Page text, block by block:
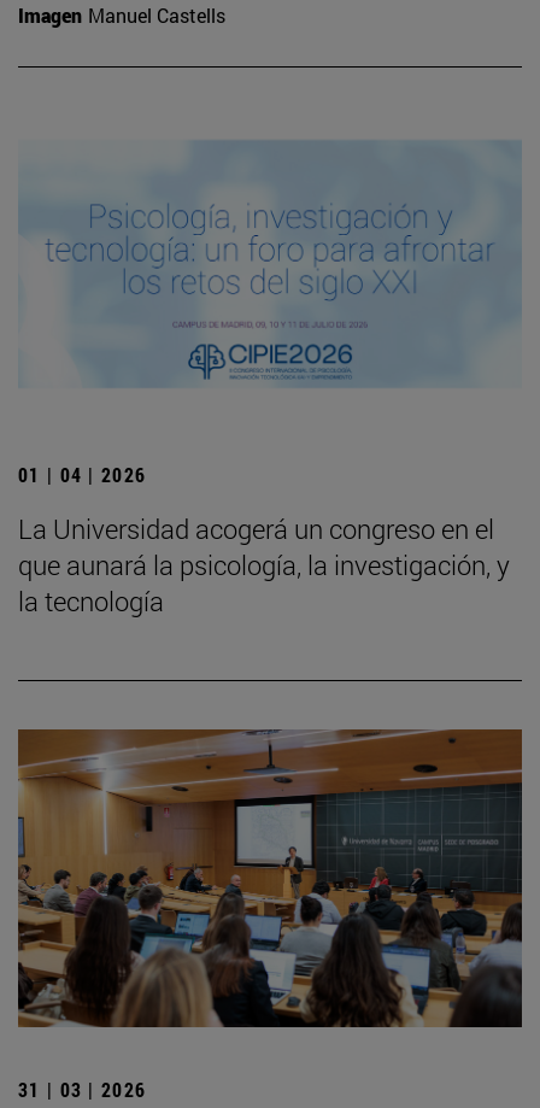
Imagen Manuel Castells
01 | 04 | 2026
La Universidad acogerá un congreso en el
que aunará la psicología, la investigación, y
la tecnología
31 | 03 | 2026